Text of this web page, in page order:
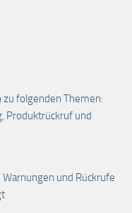
folgenden Themen:
Produktrückruf und
und Rückrufe